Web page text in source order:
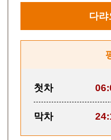
다랴
첫차
막차